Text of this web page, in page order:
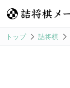
トップ 詰将棋